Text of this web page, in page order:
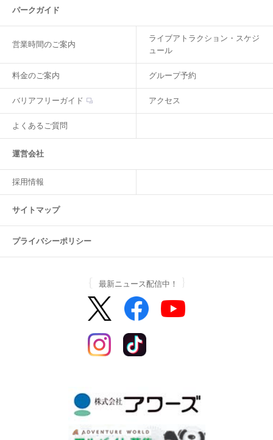
パークガイド
営業時間のご案内
ライブアトラクション・スケジ
ュール
料金のご案内 グループ予約
バリアフリーガイド アクセス
よくあるご質問
運営会社
採用情報
サイトマップ
プライバシーポリシー
最新ニュース配信中！